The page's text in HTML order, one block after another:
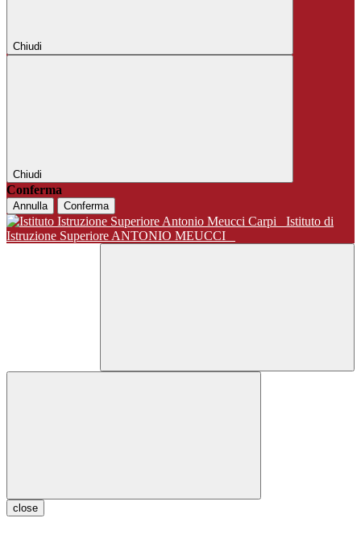
Chiudi
Chiudi
Conferma
Annulla Conferma
Istituto di
Istruzione Superiore ANTONIO MEUCCI
close